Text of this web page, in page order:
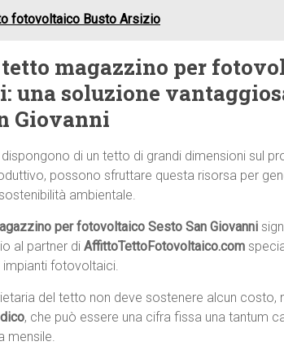
fotovoltaico Busto Arsizio
magazzino per
una soluzione
Giovanni
di un tetto di grandi dimensioni sul
possono sfruttare questa risorsa per
ambientale.
per fotovoltaico Sesto San Giovanni
al partner di AffittoTettoFotovoltaico.com
impianti fotovoltaici.
del tetto non deve sostenere alcun costo,
, che può essere una cifra fissa una tantum
mensile.